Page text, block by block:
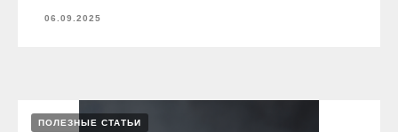
06.09.2025
ПОЛЕЗНЫЕ СТАТЬИ